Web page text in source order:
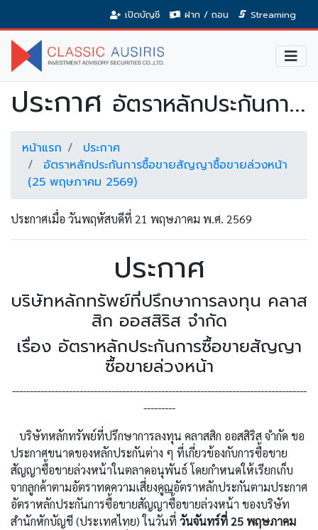
เปิดบัญชี ฝาก / ถอน Streaming
ประกาศ อัตราหลักประกันการซื้อขายสัญญาซื้อขายล่วงหน้า (25 พฤษภาคม 2569)
หน้าแรก
ประกาศ
อัตราหลักประกันการซื้อขายสัญญาซื้อขายล่วงหน้า
(25 พฤษภาคม 2569)
ประกาศเมื่อ วันพฤหัสบดีที่ 21 พฤษภาคม พ.ศ. 2569
ประกาศ
บริษัทหลักทรัพย์ที่ปรึกษาการลงทุน คลาส
สิก ออสสิริส จำกัด
เรื่อง อัตราหลักประกันการซื้อขายสัญญา
ซื้อขายล่วงหน้า
-----------------------------------------------------------------------------------
---------
บริษัทหลักทรัพย์ที่ปรึกษาการลงทุน คลาสสิก ออสสิริส จำกัด ขอ
ประกาศขนาดของหลักประกันต่าง ๆ ที่เกี่ยวข้องกับการซื้อขาย
สัญญาซื้อขายล่วงหน้าในตลาดอนุพันธ์ โดยกำหนดให้เรียกเก็บ
จากลูกค้าตามอัตราทดความเสี่ยงคูณอัตราหลักประกันตามประกาศ
อัตราหลักประกันการซื้อขายสัญญาซื้อขายล่วงหน้า ของบริษัท
สำนักหักบัญชี (ประเทศไทย) ในวันที่ วันจันทร์ที่ 25 พฤษภาคม